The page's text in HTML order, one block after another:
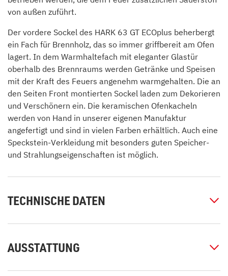
von außen zuführt.
Der vordere Sockel des HARK 63 GT ECOplus beherbergt
ein Fach für Brennholz, das so immer griffbereit am Ofen
lagert. In dem Warmhaltefach mit eleganter Glastür
oberhalb des Brennraums werden Getränke und Speisen
mit der Kraft des Feuers angenehm warmgehalten. Die an
den Seiten Front montierten Sockel laden zum Dekorieren
und Verschönern ein. Die keramischen Ofenkacheln
werden von Hand in unserer eigenen Manufaktur
angefertigt und sind in vielen Farben erhältlich. Auch eine
Speckstein-Verkleidung mit besonders guten Speicher-
und Strahlungseigenschaften ist möglich.
TECHNISCHE DATEN
AUSSTATTUNG